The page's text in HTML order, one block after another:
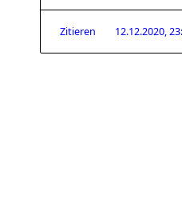
Zitieren 12.12.2020,